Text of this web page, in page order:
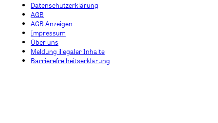
Datenschutzerklärung
AGB
AGB Anzeigen
Impressum
Über uns
Meldung illegaler Inhalte
Barrierefreiheitserklärung